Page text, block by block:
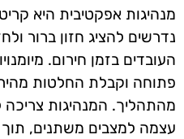
מנהיגות אפקטיבית היא
נדרשים להציג חזון ברור
העובדים בזמן חירום.
פתוחה וקבלת החלטות
מהתהליך. המנהיגות
עצמה למצבים משתנים, תוך